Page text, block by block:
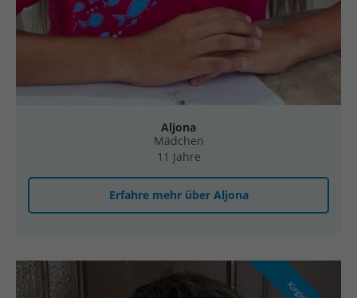
Aljona
Mädchen
11 Jahre
Erfahre mehr über Aljona